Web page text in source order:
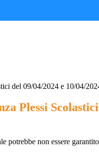
del 09/04/2024 e 10/04/
Plessi
potrebbe non essere